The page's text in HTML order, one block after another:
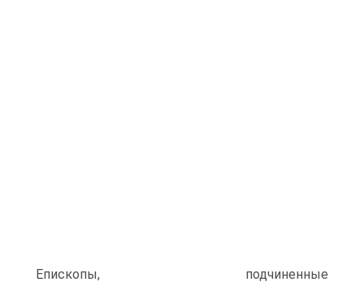
Епископы, подчиненные